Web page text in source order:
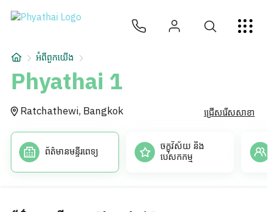
KM ไทย English
អត្ថបទ
អំពីពួកយើង
សាខាមន្ទីរពេទ្យ
អំពីពួកយើង
Phyathai 1
Ratchathewi, Bangkok ជ្រើសរើសសាខា
ព័ត៌មានមន្ទីរពេទ្យ ចក្ខុវិស័យ និង
បេសកកម្ម